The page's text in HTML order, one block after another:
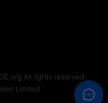
All rights reserved.
Limited